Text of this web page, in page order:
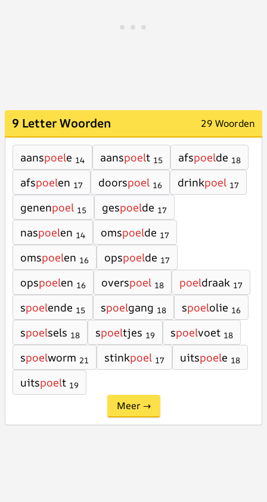
9 Letter Woorden 29 Woorden
aanspoele 14 aanspoelt 15 afspoelde 18
afspoelen 17 doorspoel 16 drinkpoel 17
genenpoel 15 gespoelde 17
naspoelen 14 omspoelde 17
omspoelen 16 opspoelde 17
opspoelen 16 overspoel 18 poeldraak 17
spoelende 15 spoelgang 18 spoelolie 16
spoelsels 18 spoeltjes 19 spoelvoet 18
spoelworm 21 stinkpoel 17 uitspoele 18
uitspoelt 19
Meer →